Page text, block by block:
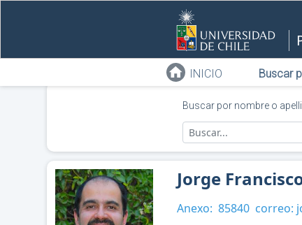
INICIO Buscar
Buscar por nombre o
Jorge
Anexo: 85840 correo: